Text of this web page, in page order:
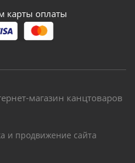
оплаты
магазин канцтоваров
и продвижение сайта